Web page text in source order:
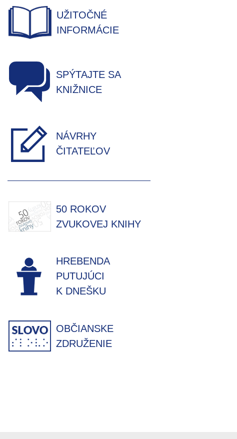
UŽITOČNÉ
INFORMÁCIE
SPÝTAJTE SA
KNIŽNICE
NÁVRHY
ČITATEĽOV
50 ROKOV
ZVUKOVEJ KNIHY
HREBENDA
PUTUJÚCI
K DNEŠKU
OBČIANSKE
ZDRUŽENIE